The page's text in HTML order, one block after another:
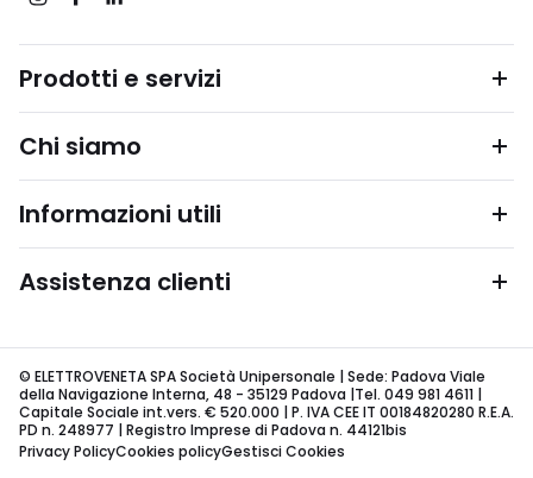
Prodotti e servizi
Chi siamo
Informazioni utili
Assistenza clienti
© ELETTROVENETA SPA Società Unipersonale | Sede: Padova Viale
della Navigazione Interna, 48 - 35129 Padova |Tel. 049 981 4611 |
Capitale Sociale int.vers. € 520.000 | P. IVA CEE IT 00184820280 R.E.A.
PD n. 248977 | Registro Imprese di Padova n. 44121bis
Privacy PolicyCookies policyGestisci Cookies